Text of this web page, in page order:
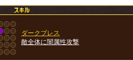
ダークブレス
敵全体に闇属性攻撃